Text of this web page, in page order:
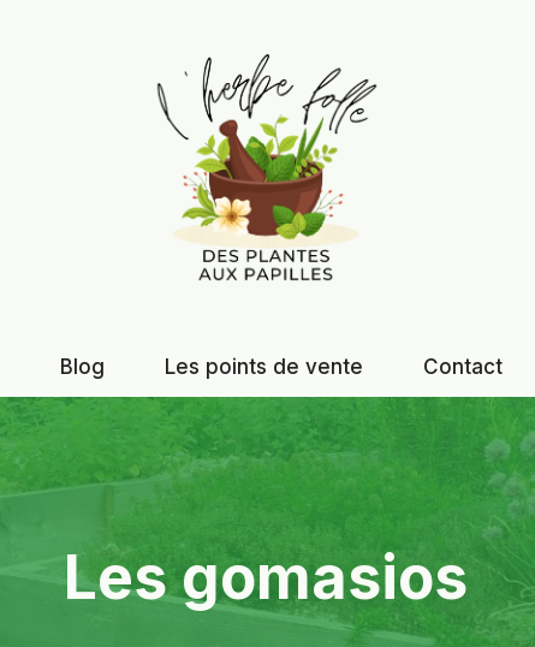
Blog Les points de vente Contact
Les gomasios